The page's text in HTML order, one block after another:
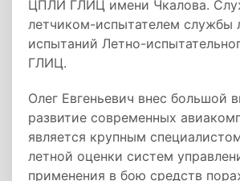
ЦПЛИ ГЛИЦ имени Чкалова.
летчиком-испытателем службы
испытаний Летно-
ГЛИЦ.
Олег Евгеньевич внес большой
развитие современных
является крупным
летной оценки систем
применения в бою средств